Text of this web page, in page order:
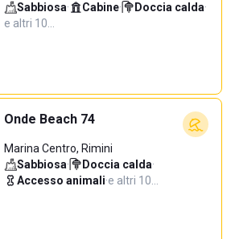
Sabbiosa· Cabine· Doccia calda·
e altri 10…
Onde Beach 74
Marina Centro, Rimini
Sabbiosa· Doccia calda·
Accesso animali·e altri 10…